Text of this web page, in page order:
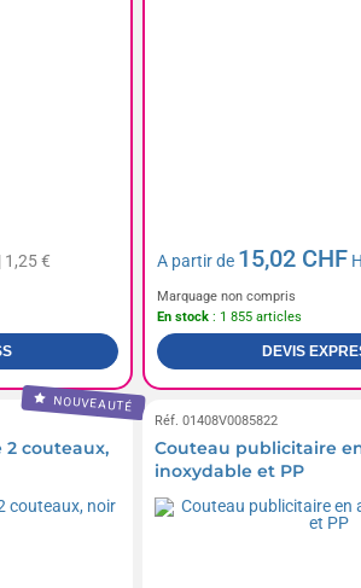
| 1,25 € A partir de 15,02 CHF
Marquage non compris
En stock: 1 855 articles
DEVIS
NOUVEAUTÉ
2 couteaux,
Réf. 01408V0085822
Couteau publicitaire
inoxydable et PP